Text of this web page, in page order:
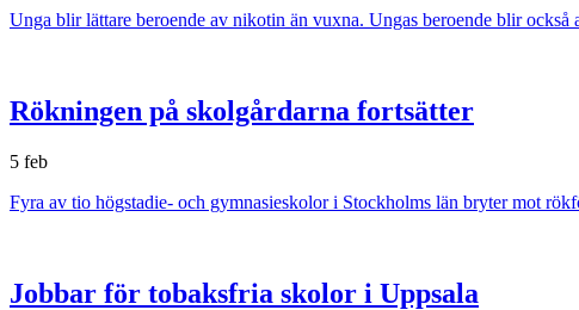
Unga blir lättare beroende av nikotin än vuxna. Ungas beroende blir
Rökningen på skolgårdarna fortsätter
5 feb
Fyra av tio högstadie- och gymnasieskolor i Stockholms län bryter mot
Jobbar för tobaksfria skolor i Uppsala